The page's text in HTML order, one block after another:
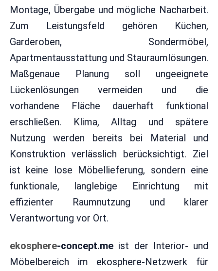
Montage, Übergabe und mögliche Nacharbeit.
Zum Leistungsfeld gehören Küchen,
Garderoben, Sondermöbel,
Apartmentausstattung und Stauraumlösungen.
Maßgenaue Planung soll ungeeignete
Lückenlösungen vermeiden und die
vorhandene Fläche dauerhaft funktional
erschließen. Klima, Alltag und spätere
Nutzung werden bereits bei Material und
Konstruktion verlässlich berücksichtigt. Ziel
ist keine lose Möbellieferung, sondern eine
funktionale, langlebige Einrichtung mit
effizienter Raumnutzung und klarer
Verantwortung vor Ort.
ekosphere-concept.me ist der Interior- und
Möbelbereich im ekosphere-Netzwerk für